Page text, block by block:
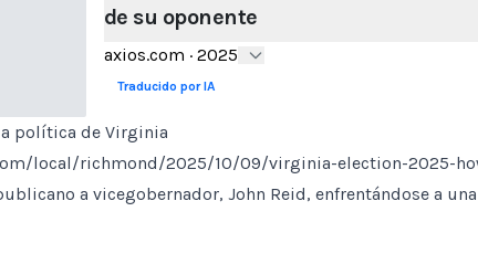
de su oponente
axios.com · 2025
Traducido por IA
política de Virginia
local/richmond/2025/10/09/virginia-election-2025-
a vicegobernador, John Reid, enfrentándose a